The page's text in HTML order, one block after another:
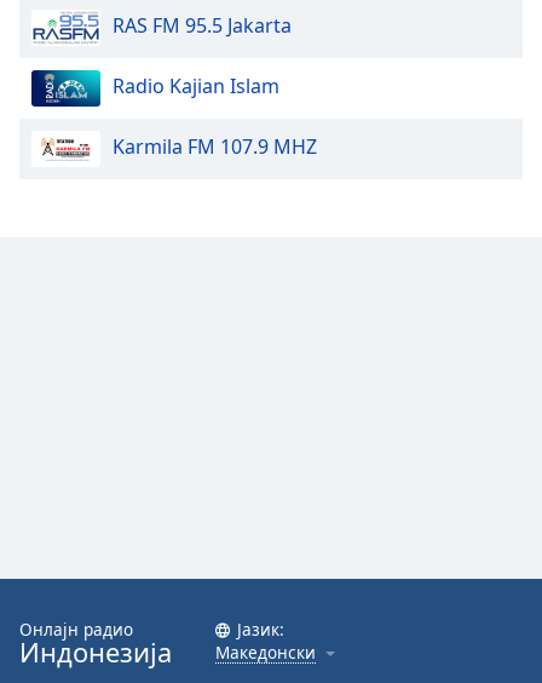
Family
Reset
Close
Modal
RAS FM 95.5 Jakarta
Radio Kajian Islam
Karmila FM 107.9 MHZ
Онлајн радио
Индонезија
Јазик:
Македонски